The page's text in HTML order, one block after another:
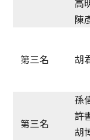
高
陳
第三名 胡
第三名
孫
許
胡